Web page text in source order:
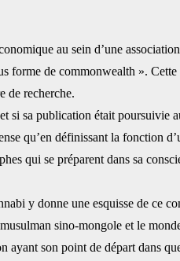
au sein d’une
‎forme de commonwealth ».
de recherche.
si sa publication était poursuivie
qu’en ‎définissant la fonction
qui se préparent dans sa
y donne une esquisse de ce
sino-mongole et le
ayant son point de départ dans